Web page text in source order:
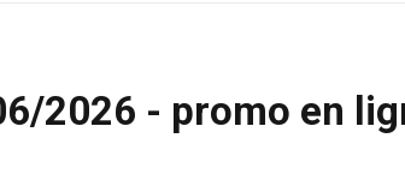
2026 - promo en